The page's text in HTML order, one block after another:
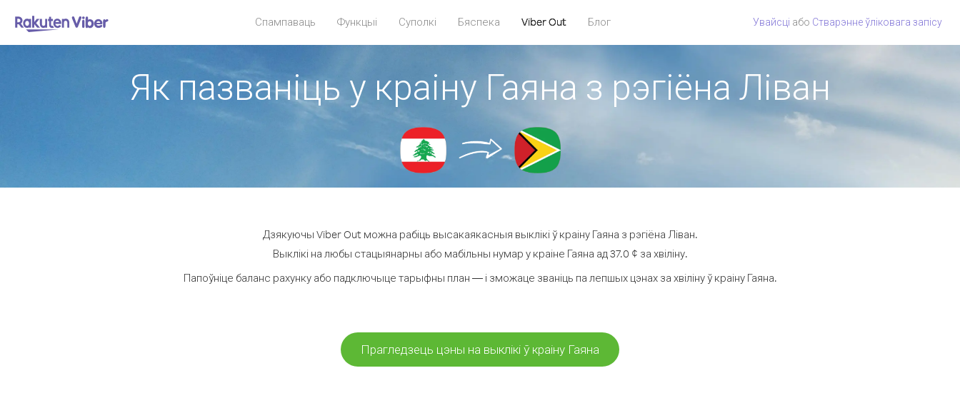
Спампаваць Функцыі Суполкі Бяспека Viber Out Блог Увайсці або Стварэнне ўліковага запісу
Як пазваніць у краіну Гаяна з рэгіёна Ліван
Дзякуючы Viber Out можна рабіць высакаякасныя выклікі ў краіну Гаяна з рэгіёна Ліван.
Выклікі на любы стацыянарны або мабільны нумар у краіне Гаяна ад 37.0 ¢ за хвіліну.
Папоўніце баланс рахунку або падключыце тарыфны план — і зможаце званіць па лепшых цэнах за хвіліну ў краіну Гаяна.
Прагледзець цэны на выклікі ў краіну Гаяна